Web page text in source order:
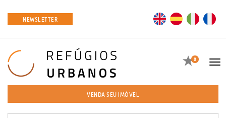
NEWSLETTER EN ES
Favoritos
0
VENDA SEU IMÓVEL